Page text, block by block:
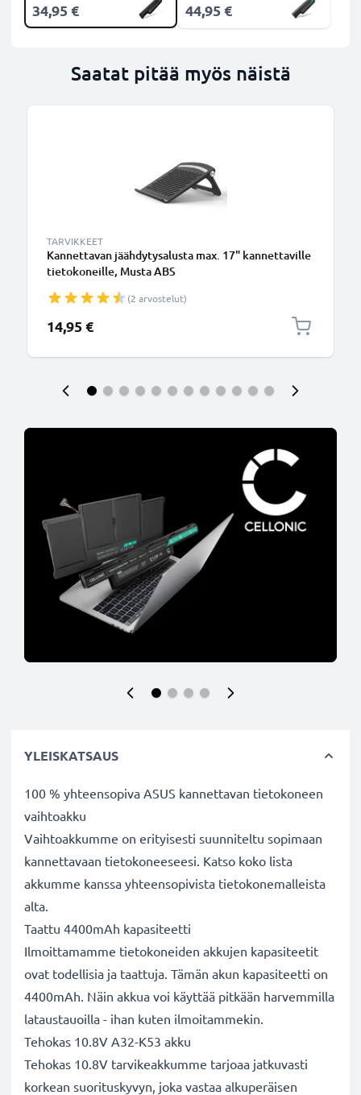
34,95 € 44,95 €
Saatat pitää myös näistä
TARVIKKEET
Kannettavan jäähdytysalusta max. 17" kannettaville
tietokoneille, Musta ABS
(2 arvostelut)
14,95 €
YLEISKATSAUS
100 % yhteensopiva ASUS kannettavan tietokoneen
vaihtoakku
Vaihtoakkumme on erityisesti suunniteltu sopimaan
kannettavaan tietokoneeseesi. Katso koko lista
akkumme kanssa yhteensopivista tietokonemalleista
alta.
Taattu 4400mAh kapasiteetti
Ilmoittamamme tietokoneiden akkujen kapasiteetit
ovat todellisia ja taattuja. Tämän akun kapasiteetti on
4400mAh. Näin akkua voi käyttää pitkään harvemmilla
lataustauoilla - ihan kuten ilmoitammekin.
Tehokas 10.8V A32-K53 akku
Tehokas 10.8V tarvikeakkumme tarjoaa jatkuvasti
korkean suorituskyvyn, joka vastaa alkuperäisen